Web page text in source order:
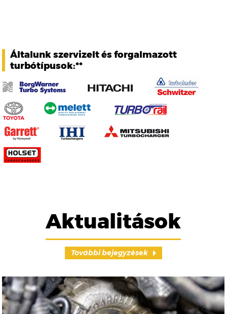
Általunk szervizelt és forgalmazott
turbótípusok:**
Aktualitások
További bejegyzések